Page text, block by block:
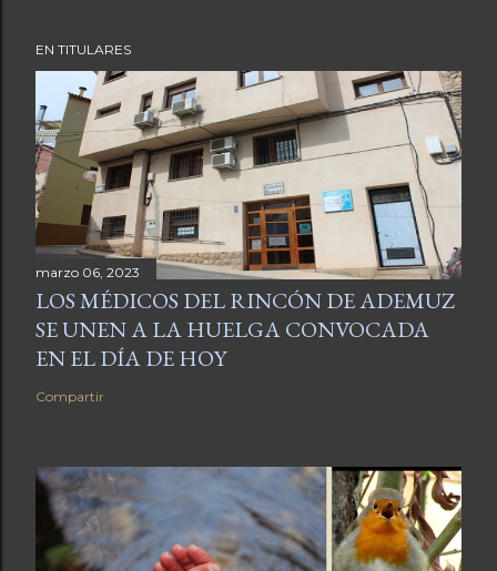
EN TITULARES
marzo 06, 2023
LOS MÉDICOS DEL RINCÓN DE ADEMUZ
SE UNEN A LA HUELGA CONVOCADA
EN EL DÍA DE HOY
Compartir